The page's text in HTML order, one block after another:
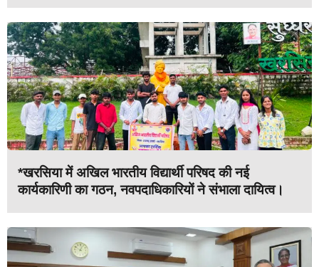
*खरसिया में अखिल भारतीय विद्यार्थी परिषद की नई
कार्यकारिणी का गठन, नवपदाधिकारियों ने संभाला दायित्व।